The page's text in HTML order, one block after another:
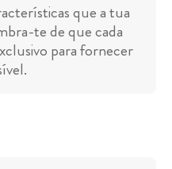
que a tua
te de que cada
para fornecer